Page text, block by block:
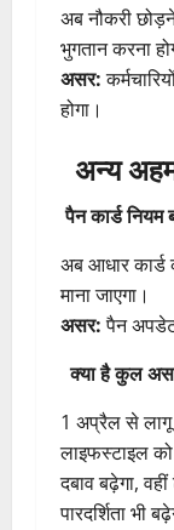
अब नौकरी
भुगतान करना
असर:
होगा।
अन्य
पैन कार्ड नियम
अब आधार कार्ड
माना जाएगा।
असर:पैन
क्या है कुल
1 अप्रैल से
लाइफस्टाइल
दबाव बढ़ेगा,
पारदर्शिता भी